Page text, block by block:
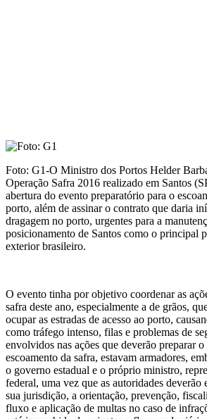
Foto: G1-O Ministro dos Portos Helder
Operação Safra 2016 realizado em Santos
abertura do evento preparatório para o
porto, além de assinar o contrato que daria
dragagem no porto, urgentes para a
posicionamento de Santos como o principal
exterior brasileiro.
O evento tinha por objetivo coordenar as
safra deste ano, especialmente a de grãos,
ocupar as estradas de acesso ao porto,
como tráfego intenso, filas e problemas de
envolvidos nas ações que deverão preparar
escoamento da safra, estavam armadores,
o governo estadual e o próprio ministro,
federal, uma vez que as autoridades deverão
sua jurisdição, a orientação, prevenção,
fluxo e aplicação de multas no caso de